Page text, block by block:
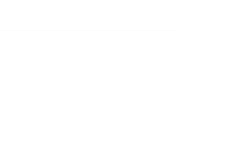
de mano de obra, la calidad del
volverse inestables, lo que provoca la